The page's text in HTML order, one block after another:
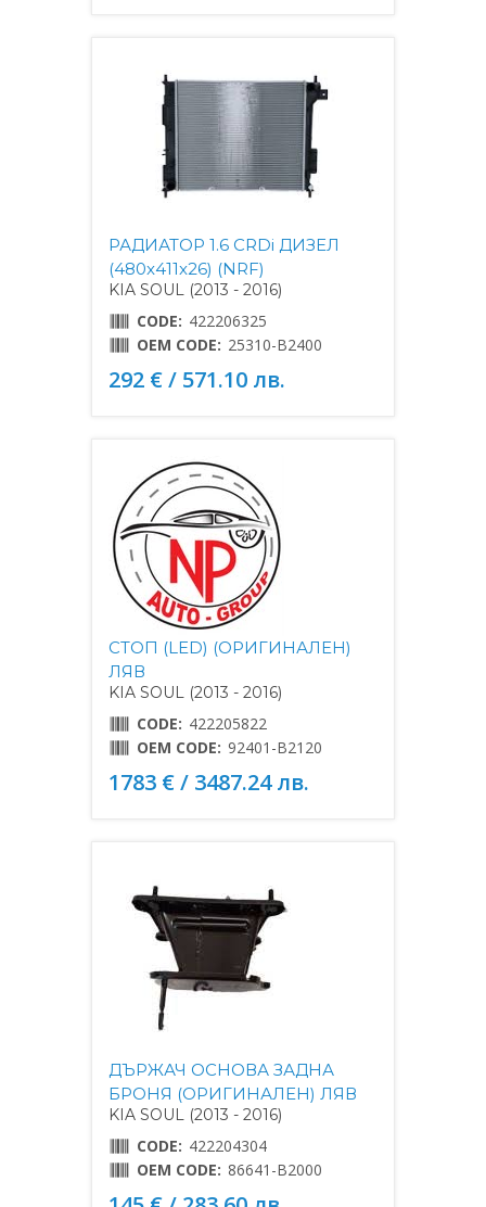
РАДИАТОР 1.6 CRDi ДИЗЕЛ
(480x411x26) (NRF)
KIA SOUL (2013 - 2016)
CODE: 422206325
OEM CODE: 25310-B2400
292 € / 571.10 лв.
СТОП (LED) (ОРИГИНАЛЕН)
ЛЯВ
KIA SOUL (2013 - 2016)
CODE: 422205822
OEM CODE: 92401-B2120
1783 € / 3487.24 лв.
ДЪРЖАЧ ОСНОВА ЗАДНА
БРОНЯ (ОРИГИНАЛЕН) ЛЯВ
KIA SOUL (2013 - 2016)
CODE: 422204304
OEM CODE: 86641-B2000